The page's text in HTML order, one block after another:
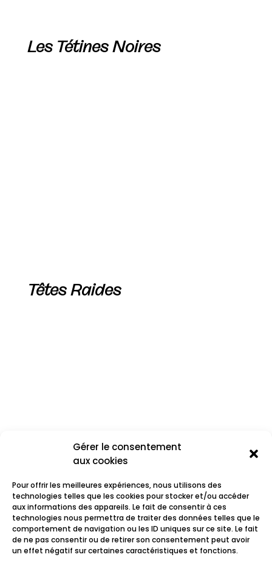
Gérer le consentement
aux cookies
Pour offrir les meilleures expériences, nous utilisons des
technologies telles que les cookies pour stocker et/ou accéder
aux informations des appareils. Le fait de consentir à ces
technologies nous permettra de traiter des données telles que le
comportement de navigation ou les ID uniques sur ce site. Le fait
de ne pas consentir ou de retirer son consentement peut avoir
un effet négatif sur certaines caractéristiques et fonctions.
Les Tétines Noires
Têtes Raides
Suprême NTM